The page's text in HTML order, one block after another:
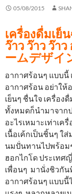
05/08/2015
เครื่องดื่มเ
ว๊าว ว๊าว ว๊า
ームデザイ
อากาศร้อนๆ แบบนี้
อากาศร้อน อย่าใ
เย็นๆ ชื่นใจ เครื่อง
ทั้งหมดก็นำมาจาก
อะไรเหมาะเท่าเ
เนื้อเค้กเป็นชิ้นๆ ใ
นมปั่นทานไปพร้อม
ฮอกไกโด ประเทศ
เพื่อนๆ มานั่งชิวกัน
อากาศร้อนๆ แบบ